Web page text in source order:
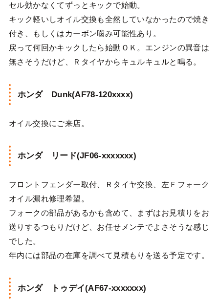
セル効かなくてずっとキックで始動。
キック軽いしオイル交換も全然していなかったので焼き
付き、もしくはカーボン噛み可能性あり。
戻って何回かキックしたら始動ＯＫ。エンジンの異音は
無さそうだけど、Ｒタイヤからキュルキュルと鳴る。
ホンダ Dunk(AF78-120xxxx)
オイル交換にご来店。
ホンダ リード(JF06-xxxxxxx)
フロントフェンダー取付、Ｒタイヤ交換、左Ｆフォーク
オイル漏れ修理希望。
フォークの部品があるかも含めて、まずはお見積りをお
送りするつもりだけど、お任せメンテでよさそうな感じ
でした。
年内には部品の在庫を調べて見積もりを送る予定です。
ホンダ トゥデイ(AF67-xxxxxxx)